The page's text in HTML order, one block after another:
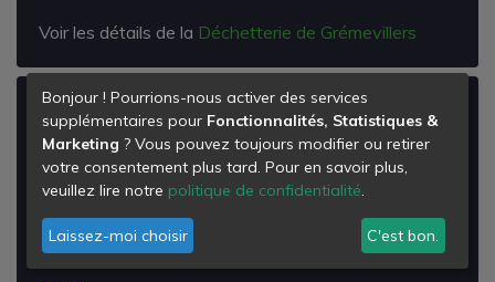
Voir les détails de la Déchetterie de Grémevillers
Déchetterie de Crèvecoeur-le-Grand
Route de Breteuil
Zi Parquet d'Alouettes
60360
Crèvecoeur-le-Grand
Bonjour ! Pourrions-nous activer des services
supplémentaires pour Fonctionnalités, Statistiques &
Marketing ? Vous pouvez toujours modifier ou retirer
votre consentement plus tard. Pour en savoir plus,
veuillez lire notre politique de confidentialité.
Laissez-moi choisir C'est bon.